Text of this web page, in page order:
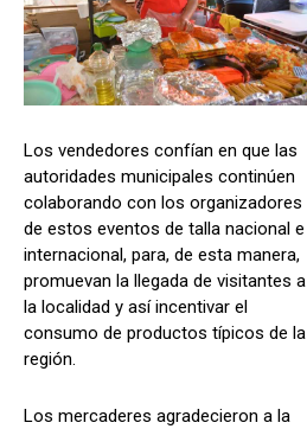
Los vendedores confían en que las
autoridades municipales continúen
colaborando con los organizadores
de estos eventos de talla nacional e
internacional, para, de esta manera,
promuevan la llegada de visitantes a
la localidad y así incentivar el
consumo de productos típicos de la
región.
Los mercaderes agradecieron a la